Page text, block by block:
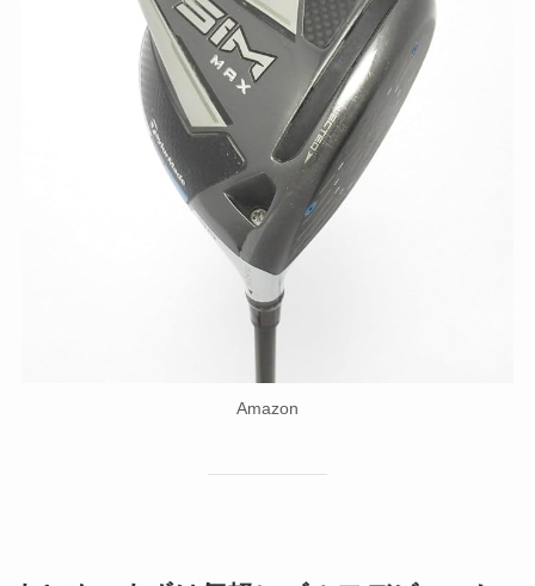
Amazon